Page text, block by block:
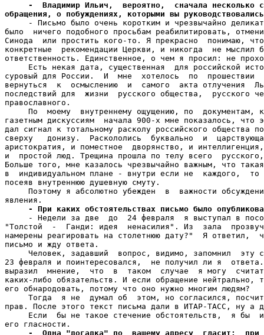
-  Владимир Ильич,  вероятно,  сначала несколько
обращения, о побуждениях, которыми вы
- Письмо было очень коротким и чрезвычайно
было  ничего подобного просьбам реабилитировать,
Синода  или простить кого-то. Я прекрасно  понимаю,
конкретные  рекомендации Церкви, и никогда  не мыслил
ответственность. Единственное, о чем я просил: не
Есть некая дата, существенная  для российской
суровый для России.  И  мне  хотелось  по  прошествии
вернуться  к  осмыслению  и  самого  акта отлучения
последствий для  жизни  русского общества,  русского
православного.
По  моему  внутреннему ощущению, по  документам,
газетным дискуссиям  начала 900-х мне показалось, что
дал сигнал к тотальному расколу российского общества
сверху   донизу.  Раскололись  буквально  и
аристократия, и поместное  дворянство, и
и  простой люд. Трещина прошла по телу всего
Больше того, мне казалось чрезвычайно важным, что
в  индивидуальном плане - внутри если не  каждого,
посеяв внутреннюю душевную смуту.
Поэтому я абсолютно убежден  в  важности
явления.
- При каких обстоятельствах письмо было
- Недели за две  до  24 февраля  я выступал в
"Толстой  -  Ганди: идея  ненасилия". Из  зала
намерены реагировать на столетнюю дату?"  Я ответил,
письмо и жду ответа.
Человек, задавший  вопрос, видимо, запомнил  эту
23 февраля и поинтересовался,  не получил ли я
выразил  мнение,  что  в  таком  случае  я могу
каких-либо обязательств. И если обращение нейтрально,
его обнародовать, потому что оно нужно многим людям?
Тогда  я не  думал об  этом, но согласился,
прав. После этого текст письма дали в ИТАР-ТАСС, ну а
Если  бы не такое стечение обстоятельств,  я бы
его гласности.
-  Одна "догадка" по  вашему адресу  гласит:  при